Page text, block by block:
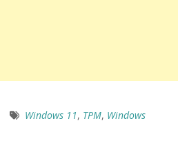
Windows 11, TPM, Windows